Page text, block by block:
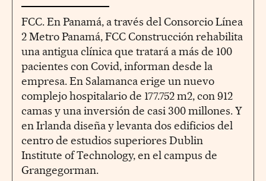
FCC. En Panamá, a través del Consorcio Línea
2 Metro Panamá, FCC Construcción rehabilita
una antigua clínica que tratará a más de 100
pacientes con Covid, informan desde la
empresa. En Salamanca erige un nuevo
complejo hospitalario de 177.752 m2, con 912
camas y una inversión de casi 300 millones. Y
en Irlanda diseña y levanta dos edificios del
centro de estudios superiores Dublin
Institute of Technology, en el campus de
Grangegorman.